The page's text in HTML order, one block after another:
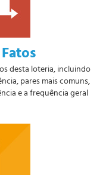
desta loteria, incluindo
pares mais comuns,
e a frequência geral